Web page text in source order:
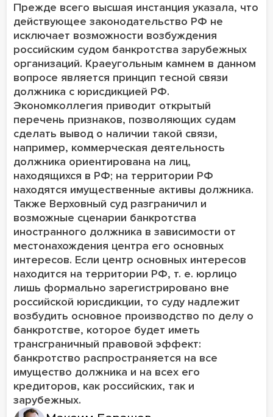
Прежде всего высшая инстанция указала, что
действующее законодательство РФ не
исключает возможности возбуждения
российским судом банкротства зарубежных
организаций. Краеугольным камнем в данном
вопросе является принцип тесной связи
должника с юрисдикцией РФ.
Экономколлегия приводит открытый
перечень признаков, позволяющих судам
сделать вывод о наличии такой связи,
например, коммерческая деятельность
должника ориентирована на лиц,
находящихся в РФ; на территории РФ
находятся имущественные активы должника.
Также Верховный суд разграничил и
возможные сценарии банкротства
иностранного должника в зависимости от
местонахождения центра его основных
интересов. Если центр основных интересов
находится на территории РФ, т. е. юрлицо
лишь формально зарегистрировано вне
российской юрисдикции, то суду надлежит
возбудить основное производство по делу о
банкротстве, которое будет иметь
трансграничный правовой эффект:
банкротство распространяется на все
имущество должника и на всех его
кредиторов, как российских, так и
зарубежных.